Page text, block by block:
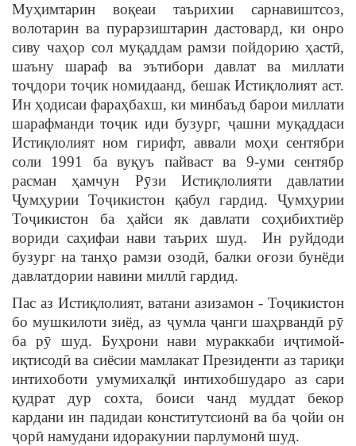
Муҳимтарин воқеаи таърихии сарнавиштсоз,
волотарин ва пурарзиштарин дастовард, ки онро
сиву чаҳор сол муқаддам рамзи пойдорию ҳастӣ,
шаъну шараф ва эътибори давлат ва миллати
тоҷдори тоҷик номидаанд, бешак Истиқлолият аст.
Ин ҳодисаи фараҳбахш, ки минбаъд барои миллати
шарафманди тоҷик иди бузург, ҷашни муқаддаси
Истиқлолият ном гирифт, аввали моҳи сентябри
соли 1991 ба вуқуъ пайваст ва 9-уми сентябр
расман ҳамчун Рӯзи Истиқлолияти давлатии
Ҷумҳурии Тоҷикистон қабул гардид. Ҷумҳурии
Тоҷикистон ба ҳайси як давлати соҳибихтиёр
вориди саҳифаи нави таърих шуд. Ин руйдоди
бузург на танҳо рамзи озодӣ, балки оғози бунёди
давлатдории навини миллӣ гардид.
Пас аз Истиқлолият, ватани азизамон - Тоҷикистон
бо мушкилоти зиёд, аз ҷумла ҷанги шаҳрвандӣ рӯ
ба рӯ шуд. Буҳрони нави мураккаби иҷтимой-
иқтисодӣ ва сиёсии мамлакат Президенти аз тариқи
интихоботи умумихалқӣ интихобшударо аз сари
қудрат дур сохта, боиси чанд муддат бекор
кардани ин падидаи конститутсионӣ ва ба ҷойи он
ҷорӣ намудани идоракунии парлумонӣ шуд.